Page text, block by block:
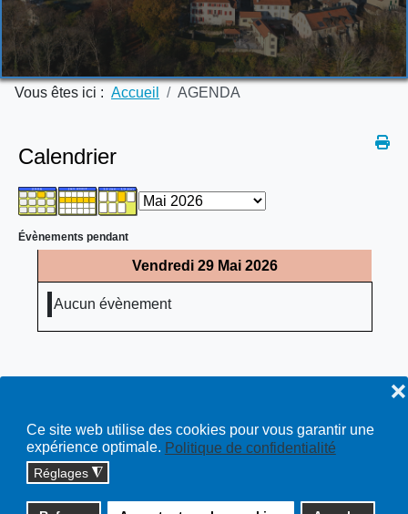
Ce site web utilise des cookies pour vous garantir une
expérience optimale. Politique de confidentialité
Réglages ◮
❌
Vous êtes ici : Accueil AGENDA
Calendrier
Évènements pendant
Vendredi 29 Mai 2026
Aucun évènement
Copyright © 2026 cossonay.ch - tous droits réservés | site :